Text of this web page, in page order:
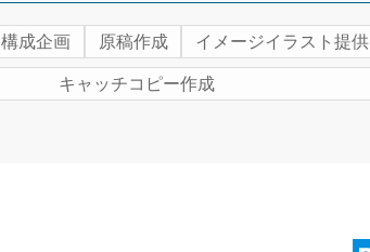
構成企画 原稿作成
イメージイラスト提供
キャッチコピー作成